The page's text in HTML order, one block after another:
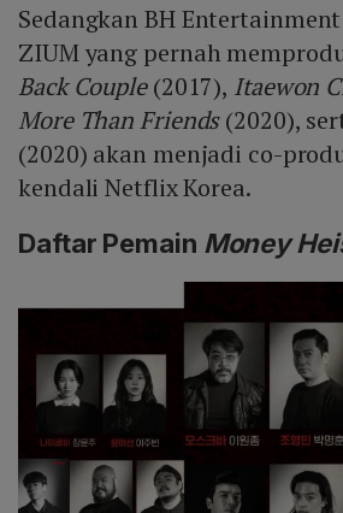
Sedangkan BH
ZIUM yang pernah
Back Couple(2017), Itaewon
More Than Friends(2020),
(2020) akan menjadi co-
kendali Netflix Korea.
Daftar Pemain Money